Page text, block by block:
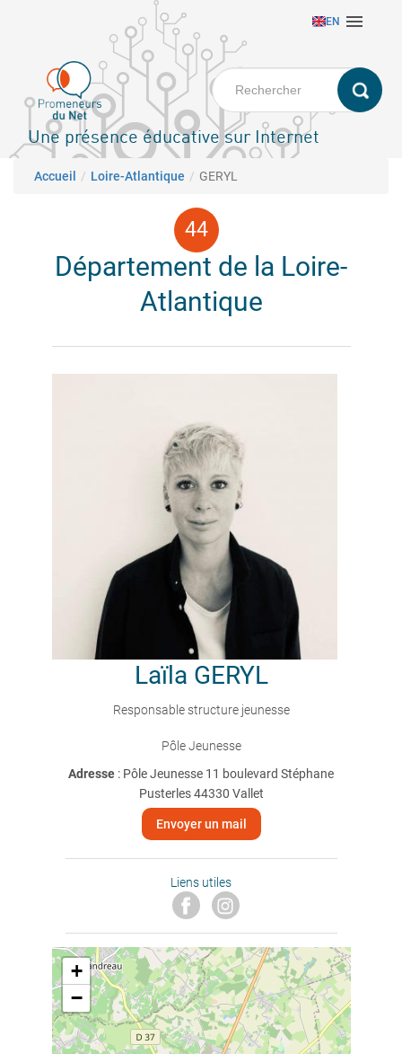
principal
EN 
Une présence éducative sur Internet
Fil d'Ariane
Accueil Loire-Atlantique GERYL
Département de la Loire-
Atlantique
Laïla GERYL
Responsable structure jeunesse
Pôle Jeunesse
Adresse : Pôle Jeunesse 11 boulevard Stéphane
Pusterles 44330 Vallet
Envoyer un mail
Liens utiles
+
−